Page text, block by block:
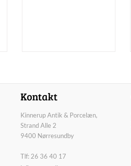
Kontakt
Kinnerup Antik & Porcelæn,
Strand Alle 2
9400 Nørresundby
Tlf: 26 36 40 17